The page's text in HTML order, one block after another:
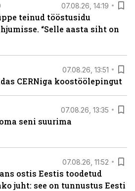
07.08.26, 14:19
teinud tööstusidu
“Selle aasta siht on
07.08.26, 13:51
CERNiga koostöölepingut
07.08.26, 13:35
seni suurima
07.08.26, 11:52
ostis Eestis toodetud
juht: see on tunnustus Eesti